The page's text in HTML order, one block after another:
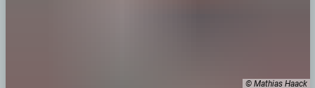
© Mathias Haack